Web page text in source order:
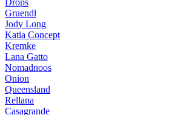
Drops
Gruendl
Jody Long
Katia Concept
Kremke
Lana Gatto
Nomadnoos
Onion
Queensland
Rellana
Casagrande